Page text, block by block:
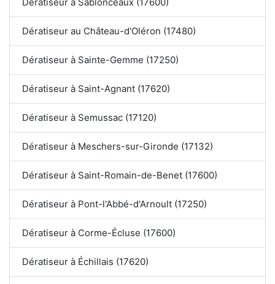
Dératiseur à Sablonceaux (17600)
Dératiseur au Château-d'Oléron (17480)
Dératiseur à Sainte-Gemme (17250)
Dératiseur à Saint-Agnant (17620)
Dératiseur à Semussac (17120)
Dératiseur à Meschers-sur-Gironde (17132)
Dératiseur à Saint-Romain-de-Benet (17600)
Dératiseur à Pont-l'Abbé-d'Arnoult (17250)
Dératiseur à Corme-Écluse (17600)
Dératiseur à Échillais (17620)